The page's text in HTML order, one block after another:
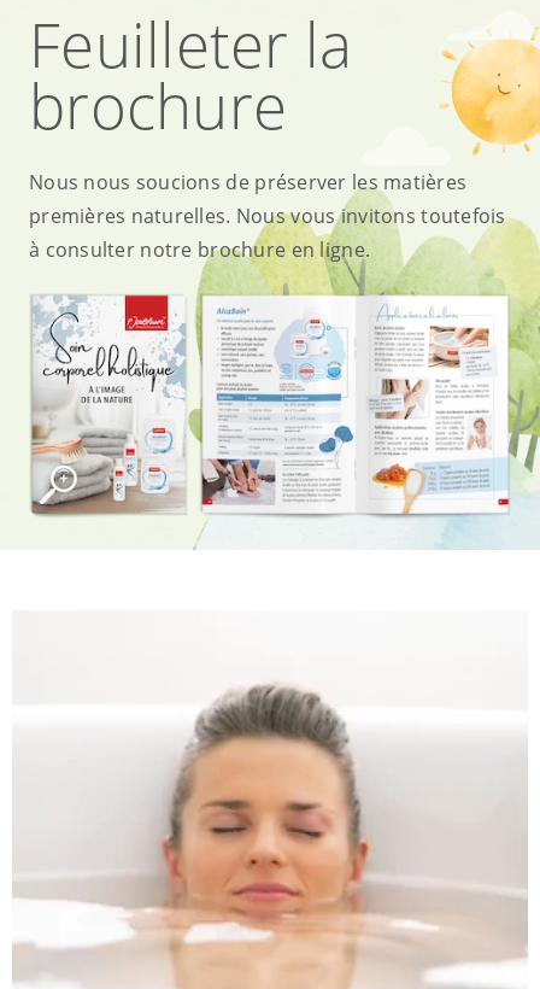
Feuilleter la
brochure
Nous nous soucions de préserver les matières
premières naturelles. Nous vous invitons toutefois
à consulter notre brochure en ligne.